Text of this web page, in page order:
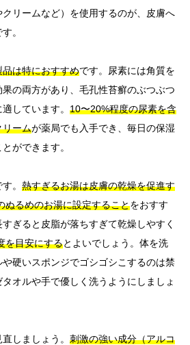
リームなど）を使用するのが、皮膚へ
。
は特におすすめです。尿素には角質を
の両方があり、毛孔性苔癬のぶつぶつ
しています。 10〜20%程度の尿素を含
リームが薬局でも入手でき、毎日の保湿
ができます。
。 熱すぎるお湯は皮膚の乾燥を促進す
ぬるめのお湯に設定することをおすす
ぎると皮脂が落ちすぎて乾燥しやすく
を目安にするとよいでしょう。体を洗
硬いスポンジでゴシゴシこするのは禁
オルや手で優しく洗うようにしましょ
しましょう。 刺激の強い成分（アルコ